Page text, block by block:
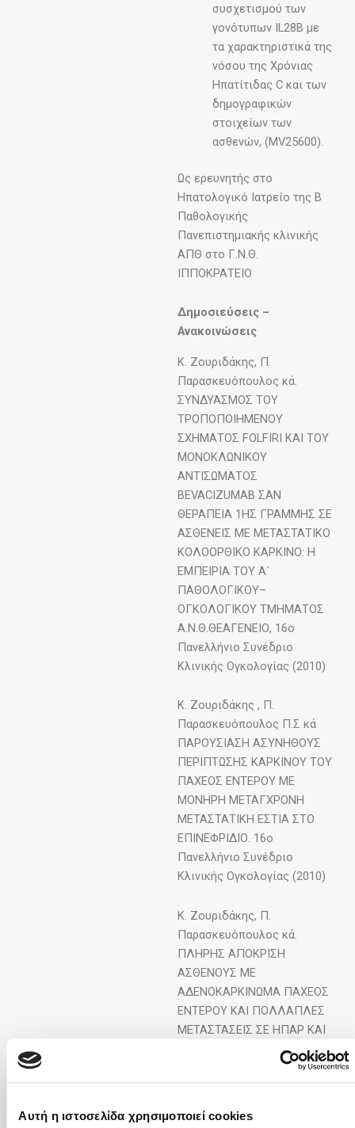
Αυτή η ιστοσελίδα χρησιμοποιεί cookies
συσχετισμού των
γονότυπων IL28B με
τα χαρακτηριστικά της
νόσου της Χρόνιας
Ηπατίτιδας C και των
δημογραφικών
στοιχείων των
ασθενών, (MV25600).
Ως ερευνητής στο
Ηπατολογικό Ιατρείο της Β
Παθολογικής
Πανεπιστημιακής κλινικής
ΑΠΘ στο Γ.Ν.Θ.
ΙΠΠΟΚΡΑΤΕΙΟ
Δημοσιεύσεις –
Ανακοινώσεις
Κ. Ζουριδάκης, Π.
Παρασκευόπουλος κά.
ΣΥΝΔΥΑΣΜΟΣ ΤΟΥ
ΤΡΟΠΟΠΟΙΗΜΕΝΟΥ
ΣΧΗΜΑΤΟΣ FOLFIRI ΚΑΙ ΤΟΥ
ΜΟΝΟΚΛΩΝΙΚΟΥ
ΑΝΤΙΣΩΜΑΤΟΣ
BEVACIZUMAB ΣΑΝ
ΘΕΡΑΠΕΙΑ 1ΗΣ ΓΡΑΜΜΗΣ ΣΕ
ΑΣΘΕΝΕΙΣ ΜΕ ΜΕΤΑΣΤΑΤΙΚΟ
ΚΟΛΟΟΡΘΙΚΟ ΚΑΡΚΙΝΟ: Η
ΕΜΠΕΙΡΙΑ ΤΟΥ Α`
ΠΑΘΟΛΟΓΙΚΟΥ–
ΟΓΚΟΛΟΓΙΚΟΥ ΤΜΗΜΑΤΟΣ
Α.Ν.Θ.ΘΕΑΓΕΝΕΙΟ, 16ο
Πανελλήνιο Συνέδριο
Κλινικής Ογκολογίας (2010)
Κ. Ζουριδάκης , Π.
Παρασκευόπουλος Π.Σ κά
ΠΑΡΟΥΣΙΑΣΗ ΑΣΥΝΗΘΟΥΣ
ΠΕΡΙΠΤΩΣΗΣ ΚΑΡΚΙΝΟΥ ΤΟΥ
ΠΑΧΕΟΣ ΕΝΤΕΡΟΥ ΜΕ
ΜΟΝΗΡΗ ΜΕΤΑΓΧΡΟΝΗ
ΜΕΤΑΣΤΑΤΙΚΗ ΕΣΤΙΑ ΣΤΟ
ΕΠΙΝΕΦΡΙΔΙΟ. 16ο
Πανελλήνιο Συνέδριο
Κλινικής Ογκολογίας (2010)
Κ. Ζουριδάκης, Π.
Παρασκευόπουλος κά.
ΠΛΗΡΗΣ ΑΠΟΚΡΙΣΗ
ΑΣΘΕΝΟΥΣ ΜΕ
ΑΔΕΝΟΚΑΡΚΙΝΩΜΑ ΠΑΧΕΟΣ
ΕΝΤΕΡΟΥ ΚΑΙ ΠΟΛΛΑΠΛΕΣ
ΜΕΤΑΣΤΑΣΕΙΣ ΣΕ ΗΠΑΡ ΚΑΙ
ΠΝΕΥΜΟΝΑ ΜΕΤΑ ΤΗ
ΣΥΓΧΟΡΗΓΗΣΗ ΤΟΥ
ANTI-EGFR ΠΑΡΑΓΟΝΤΑ